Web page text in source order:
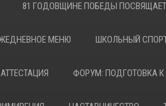
81 ГОДОВЩИНЕ ПОБЕДЫ
МЕНЮ ШКОЛЬНЫЙ
ФОРУМ: ПОДГОТОВКА К